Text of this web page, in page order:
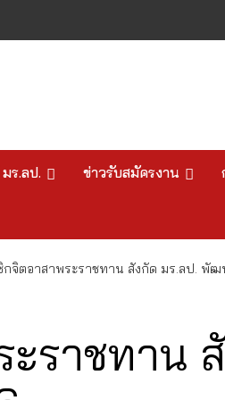
ร.ลป. ข่าวรับสมัครงาน
กจิตอาสาพระราชทาน สังกัด มร.ลป. พั
ะราชทา